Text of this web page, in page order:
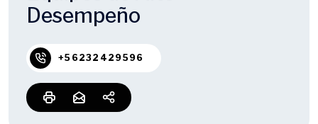
Desempeño
+56232429596